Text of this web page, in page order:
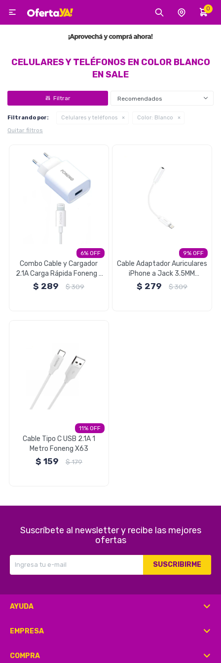
0

CELULARES Y TELÉFONOS EN COLOR BLANCO
EN SALE
Recomendados
Filtrando por: Celulares y teléfonos Color: Blanco
Quitar filtros
6
Combo Cable y Cargador
2.1A Carga Rápida Foneng -
iPhone Compatible
$ 289 $309
9
Cable Adaptador Auriculares
iPhone a Jack 3.5MM
Foneng
$ 279 $309
11
Cable Tipo C USB 2.1A 1
Metro Foneng X63
$ 159 $179
Suscríbete al newsletter y recibe las mejores
ofertas
SUSCRIBIRME
AYUDA
EMPRESA
COMPRA
MI CUENTA
Tecnología
Tv, Audio y Video
Gaming
Pequeños electrodomésticos
Deportes y Tiempo Libre
Bebés y Niños
Papelería